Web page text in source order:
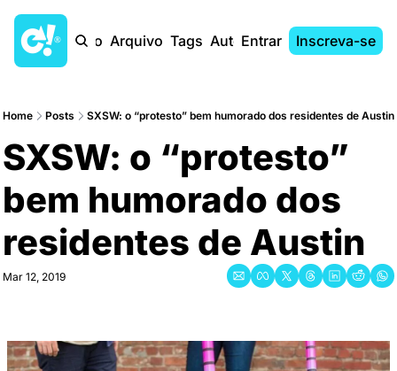
Início Arquivo Tags AutoresEntrar Inscreva-se
Home Posts SXSW: o “protesto” bem humorado dos residentes de Austin
SXSW: o “protesto”
bem humorado dos
residentes de Austin
Mar 12, 2019